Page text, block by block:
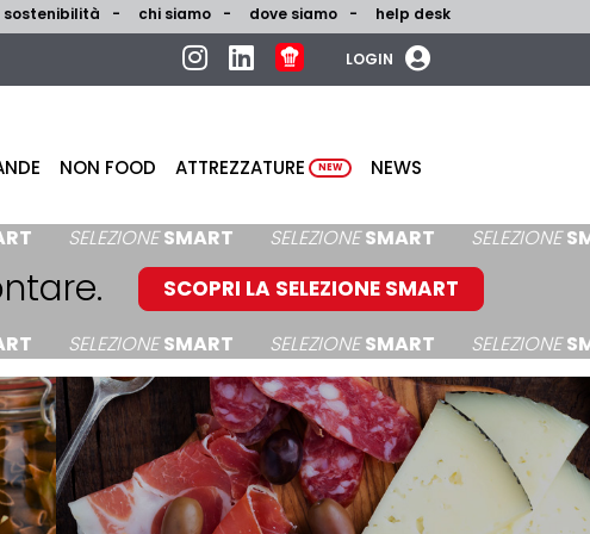
sostenibilità chi siamo dove siamo help desk
LOGIN
NON FOOD ATTREZZATURE NEW NEWS
SMART SELEZIONESMART SELEZIONESMART
SCOPRI LA SELEZIONE SMART
SMART SELEZIONESMART SELEZIONESMART